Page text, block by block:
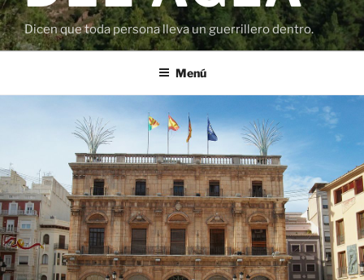
Dicen que toda persona lleva un guerrillero dentro.
Menú